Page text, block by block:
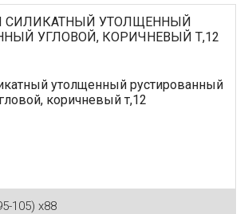
СИЛИКАТНЫЙ УТОЛЩЕННЫЙ
УГЛОВОЙ, КОРИЧНЕВЫЙ Т,12
105) x88